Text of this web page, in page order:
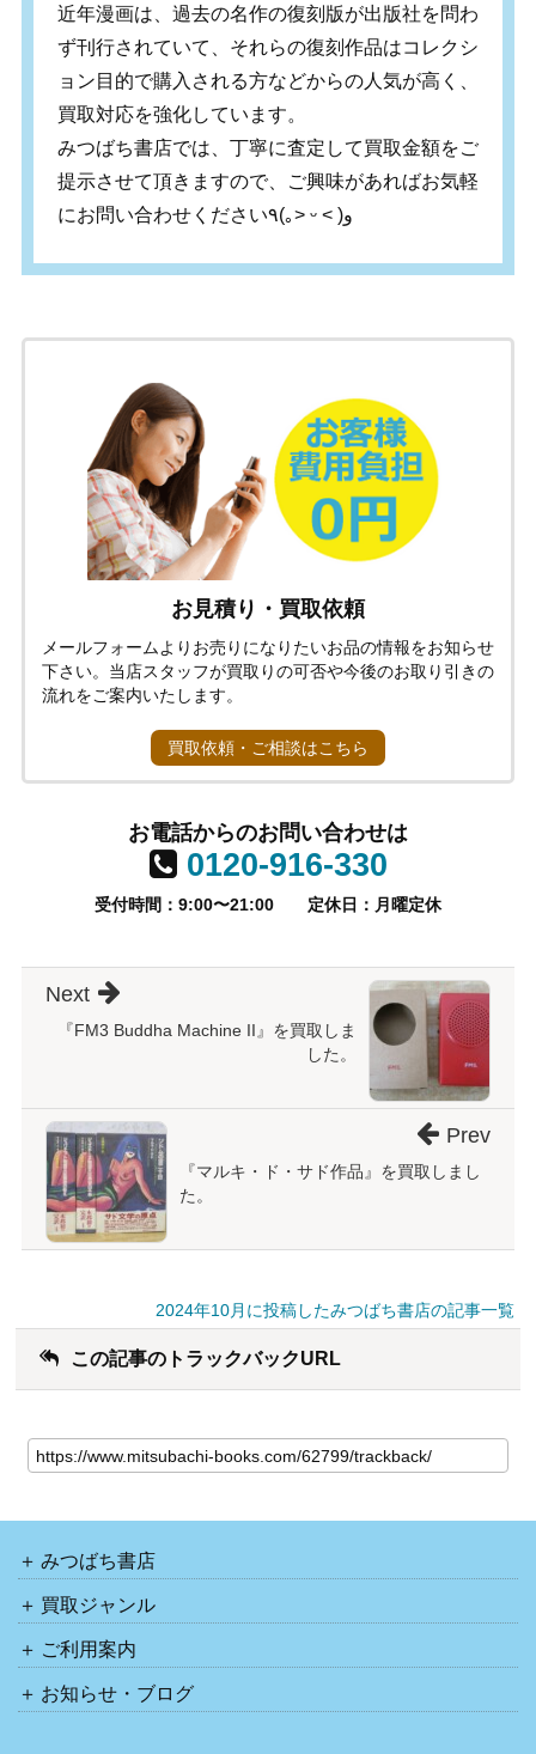
近年漫画は、過去の名作の復刻版が出版社を問わ
ず刊行されていて、それらの復刻作品はコレクシ
ョン目的で購入される方などからの人気が高く、
買取対応を強化しています。
みつばち書店では、丁寧に査定して買取金額をご
提示させて頂きますので、ご興味があればお気軽
にお問い合わせください٩(｡˃ ᵕ ˂)و
お見積り・買取依頼
メールフォームよりお売りになりたいお品の情報をお知らせ
下さい。当店スタッフが買取りの可否や今後のお取り引きの
流れをご案内いたします。
買取依頼・ご相談はこちら
お電話からのお問い合わせは
0120-916-330
受付時間：9:00〜21:00 定休日：月曜定休
『FM3 Buddha Machine II』を買取しま
した。
Next
『マルキ・ド・サド作品』を買取しまし
た。
Prev
2024年10月に投稿したみつばち書店の記事一覧
この記事のトラックバックURL
みつばち書店
買取ジャンル
ご利用案内
お知らせ・ブログ